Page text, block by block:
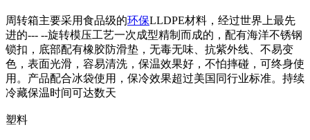
周转箱主要采用食品级的环保LLDPE材料，经过世界上最先
进的--- --旋转模压工艺一次成型精制而成的，配有海洋不锈钢
锁扣，底部配有橡胶防滑垫，无毒无味、抗紫外线、不易变
色，表面光滑，容易清洗，保温效果好，不怕摔碰，可终身使
用。产品配合冰袋使用，保冷效果超过美国同行业标准。持续
冷藏保温时间可达数天
塑料